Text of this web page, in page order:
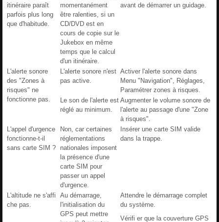
itinéraire paraît
parfois plus long
que d'habitude.
momentanément
être ralenties, si un
CD/DVD est en
cours de copie sur le
Jukebox en même
temps que le calcul
d'un itinéraire.
avant de démarrer un guidage.
L'alerte sonore
des "Zones à
risques" ne
fonctionne pas.
L'alerte sonore n'est
pas active.
Activer l'alerte sonore dans
Menu "Navigation", Réglages,
Paramétrer zones à risques.
Le son de l'alerte est
réglé au minimum.
Augmenter le volume sonore de
l'alerte au passage d'une "Zone
à risques".
L'appel d'urgence
fonctionne-t-il
sans carte SIM ?
Non, car certaines
réglementations
nationales imposent
la présence d'une
carte SIM pour
passer un appel
d'urgence.
Insérer une carte SIM valide
dans la trappe.
L'altitude ne s'affi
che pas.
Au démarrage,
l'initialisation du
GPS peut mettre
Attendre le démarrage complet
du système.
Vérifi er que la couverture GPS